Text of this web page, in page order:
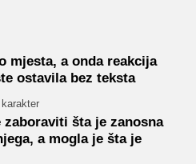
mjesta, a onda reakcija
ostavila bez teksta
zaboraviti šta je zanosna
a mogla je šta je